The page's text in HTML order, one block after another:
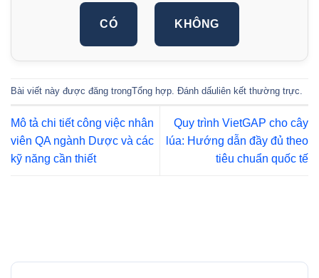
CÓ KHÔNG
Bài viết này được đăng trongTổng hợp . Đánh dấu liên kết thường trực
Mô tả chi tiết công việc nhân
viên QA ngành Dược và các
kỹ năng cần thiết
Quy trình VietGAP cho cây
lúa: Hướng dẫn đầy đủ theo
tiêu chuẩn quốc tế